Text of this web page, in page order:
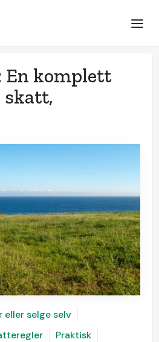
En komplett
skatt,
eller selge selv
Praktisk